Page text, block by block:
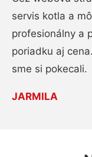
servis kotla a
profesionálny a
poriadku aj
sme si pokecali.
JARMILA